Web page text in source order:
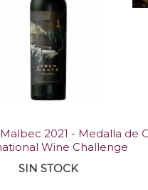
2021 - Medalla de
Wine Challenge
SIN STOCK